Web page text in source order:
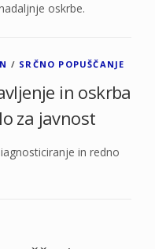
oskrbe.
/ SRČNO POPUŠČANJE
in oskrba
za javnost
in redno